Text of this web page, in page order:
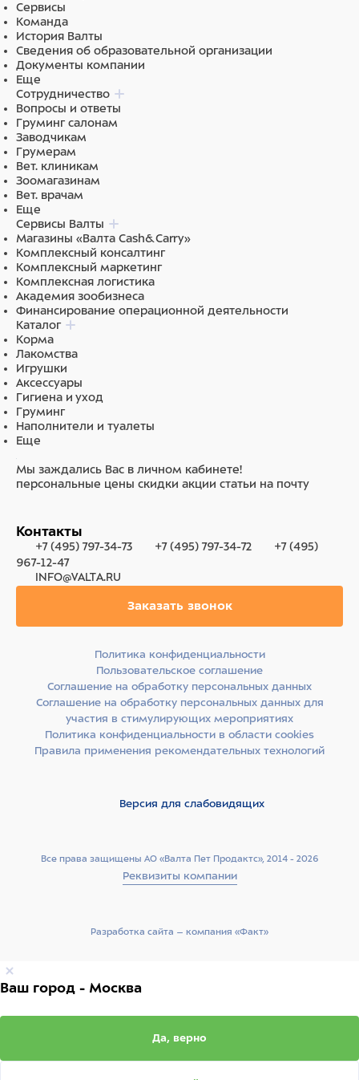
Сервисы
Команда
История Валты
Сведения об образовательной организации
Документы компании
Еще
Сотрудничество
Вопросы и ответы
Груминг салонам
Заводчикам
Грумерам
Вет. клиникам
Зоомагазинам
Вет. врачам
Еще
Сервисы Валты
Магазины «Валта Cash&Carry»
Комплексный консалтинг
Комплексный маркетинг
Комплексная логистика
Академия зообизнеса
Финансирование операционной деятельности
Каталог
Корма
Лакомства
Игрушки
Аксессуары
Гигиена и уход
Груминг
Наполнители и туалеты
Еще
Мы заждались Вас в личном кабинете!
персональные цены скидки акции статьи на почту
Контакты
+7 (495) 797-34-73 +7 (495) 797-34-72
+7 (495)
967-12-47
INFO@VALTA.RU
Заказать звонок
Все права защищены АО «Валта Пет Продактс», 2014 - 2026
Реквизиты компании
Политика конфиденциальности
Пользовательское соглашение
Соглашение на обработку персональных данных
Соглашение на обработку персональных данных для
участия в стимулирующих мероприятиях
Политика конфиденциальности в области cookies
Правила применения рекомендательных технологий
Версия для слабовидящих
Разработка сайта –­ компания «Факт»
Ваш город - Москва
Да, верно